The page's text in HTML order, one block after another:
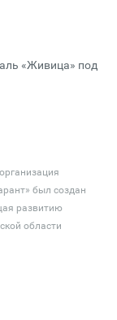
«Живица» под
был создан
развитию
области